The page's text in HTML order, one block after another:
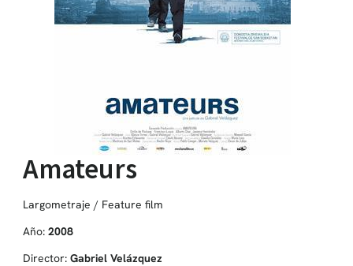
Amateurs
Largometraje / Feature film
Año: 2008
Director: Gabriel Velázquez